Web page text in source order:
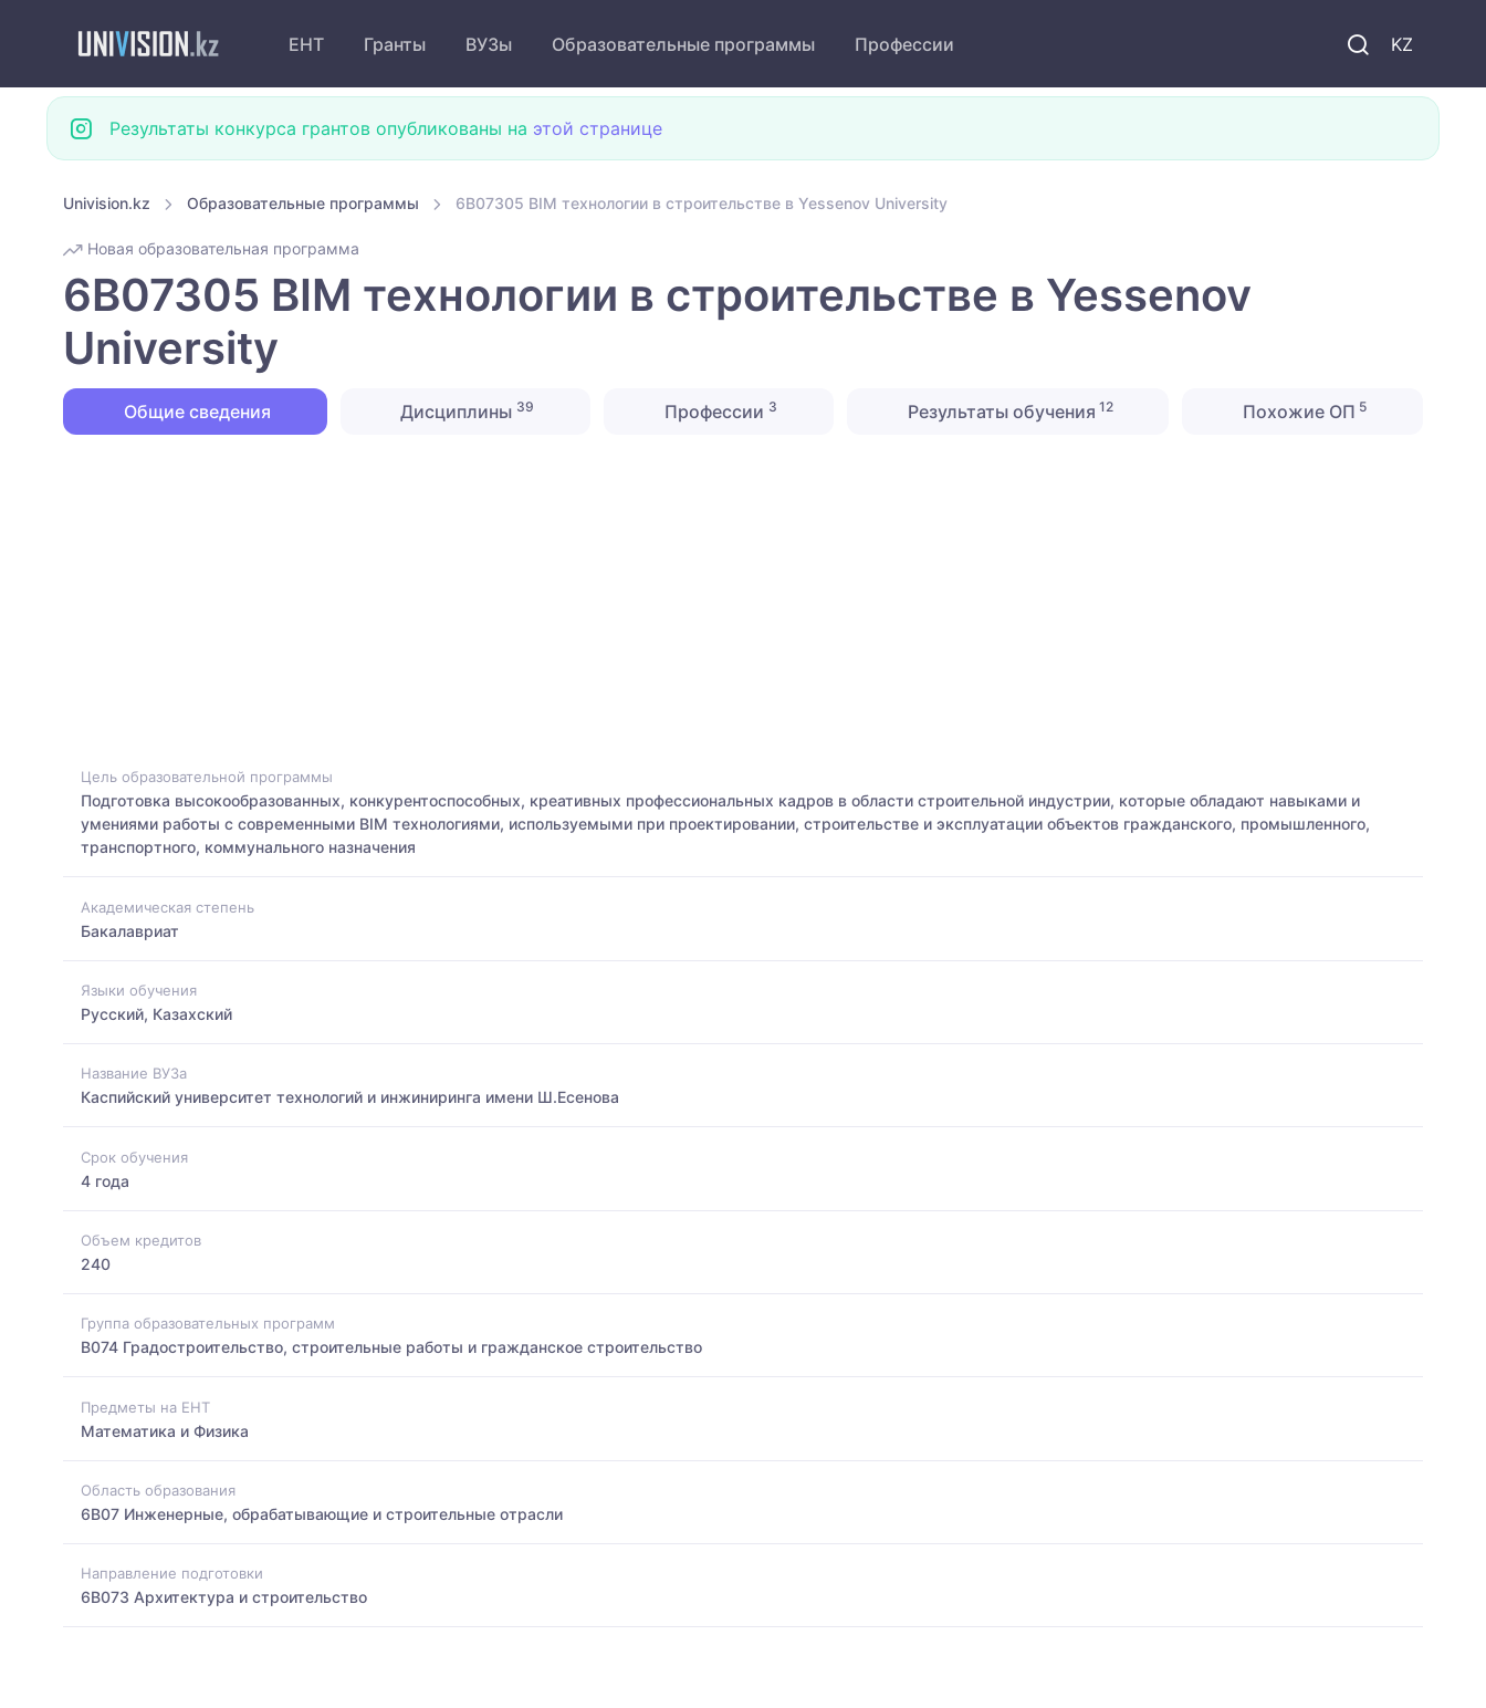
KZ
ЕНТ Гранты ВУЗы Образовательные программы Профессии
Результаты конкурса грантов опубликованы на этой странице
Univision.kz Образовательные программы 6B07305 ВІМ технологии в строительстве в Yessenov University
Новая образовательная программа
6B07305 ВІМ технологии в строительстве в Yessenov
University
Общие сведения Дисциплины 39 Профессии 3 Результаты обучения 12 Похожие ОП 5
Цель образовательной программы
Подготовка высокообразованных, конкурентоспособных, креативных профессиональных кадров в области строительной индустрии, которые обладают навыками и
умениями работы с современными BIM технологиями, используемыми при проектировании, строительстве и эксплуатации объектов гражданского, промышленного,
транспортного, коммунального назначения
Академическая степень
Бакалавриат
Языки обучения
Русский, Казахский
Название ВУЗа
Каспийский университет технологий и инжиниринга имени Ш.Есенова
Срок обучения
4 года
Объем кредитов
240
Группа образовательных программ
B074 Градостроительство, строительные работы и гражданское строительство
Предметы на ЕНТ
Математика и Физика
Область образования
6B07 Инженерные, обрабатывающие и строительные отрасли
Направление подготовки
6B073 Архитектура и строительство